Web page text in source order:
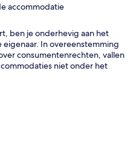
accommodatie
ben je onderhevig aan het
In overeenstemming
consumentenrechten, vallen
niet onder het